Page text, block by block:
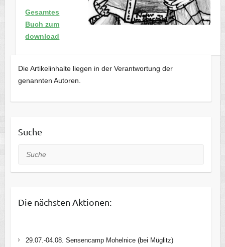
Gesamtes
Buch zum
download
Die Artikelinhalte liegen in der Verantwortung der
genannten Autoren.
Suche
Suche
Die nächsten Aktionen:
29.07.-04.08. Sensencamp Mohelnice (bei Müglitz)